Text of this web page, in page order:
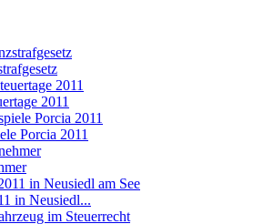
2011
Porcia 2011
in Neusiedl...